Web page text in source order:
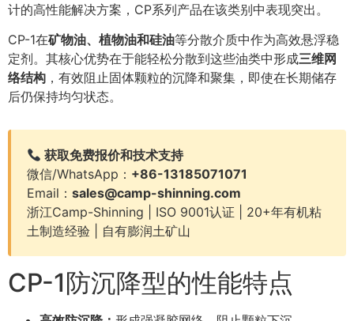
计的高性能解决方案，CP系列产品在该类别中表现突出。
CP-1在矿物油、植物油和硅油等分散介质中作为高效悬浮稳
定剂。其核心优势在于能轻松分散到这些油类中形成三维网
络结构 ，有效阻止固体颗粒的沉降和聚集，即使在长期储存
后仍保持均匀状态。
获取免费报价和技术支持
微信/WhatsApp： +86-13185071071
Email： sales@camp-shinning.com
浙江Camp-Shinning | ISO 9001认证 | 20+年有机粘
土制造经验 | 自有膨润土矿山
CP-1防沉降型的性能特点